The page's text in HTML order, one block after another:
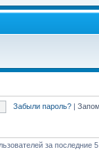
Забыли пароль? |
за последние